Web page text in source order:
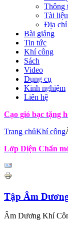
Thông
Tài
Địa chỉ
Bài giảng
Tin tức
Khí công
Sách
Video
Dụng cụ
Kinh nghiệm
Liên hệ
Cạo gió bạc tặng
Trang chủKhí công
Lớp Diện Chẩn
Tập Âm
Âm Dương Khí